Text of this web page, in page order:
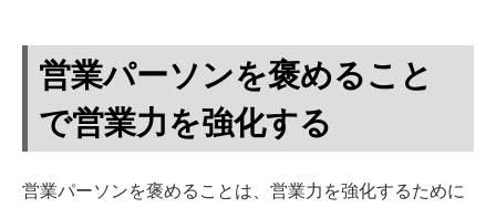
営業パーソンを褒めること
で営業力を強化する
営業パーソンを褒めることは、営業力を強化するために